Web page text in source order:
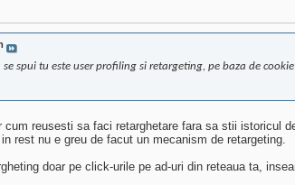
se spui tu este user profiling si retargeting, pe baza de
cum reusesti sa faci retarghetare fara sa stii istoricul
rest nu e greu de facut un mecanism de retargeting.
doar pe click-urile pe ad-uri din reteaua ta,